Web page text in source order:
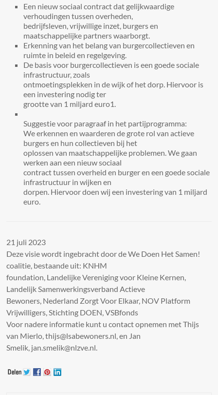
Een nieuw sociaal contract dat gelijkwaardige
verhoudingen tussen overheden,
bedrijfsleven, vrijwillige inzet, burgers en
maatschappelijke partners waarborgt.
Erkenning van het belang van burgercollectieven en
ruimte in beleid en regelgeving.
De basis voor burgercollectieven is een goede sociale
infrastructuur, zoals
ontmoetingsplekken in de wijk of het dorp. Hiervoor is
een investering nodig ter
grootte van 1 miljard euro1.
Suggestie voor paragraaf in het partijprogramma:
We erkennen en waarderen de grote rol van actieve
burgers en hun collectieven bij het
oplossen van maatschappelijke problemen. We gaan
werken aan een nieuw sociaal
contract tussen overheid en burger en een goede sociale
infrastructuur in wijken en
dorpen. Hiervoor doen wij een investering van 1 miljard
euro.
21 juli 2023
Deze visie wordt ingebracht door de We Doen Het Samen!
coalitie, bestaande uit: KNHM
foundation, Landelijke Vereniging voor Kleine Kernen,
Landelijk Samenwerkingsverband Actieve
Bewoners, Nederland Zorgt Voor Elkaar, NOV Platform
Vrijwilligers, Stichting DOEN, VSBfonds
Voor nadere informatie kunt u contact opnemen met Thijs
van Mierlo, thijs@lsabewoners.nl, en Jan
Smelik, jan.smelik@nlzve.nl.